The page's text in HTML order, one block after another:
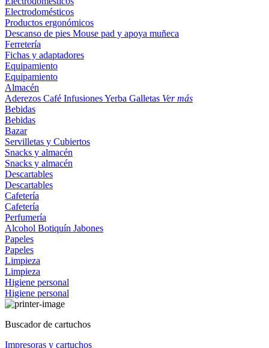
Electrodomésticos
Productos ergonómicos
Descanso de pies Mouse pad y apoya muñeca
Ferretería
Fichas y adaptadores
Equipamiento
Equipamiento
Almacén
Aderezos Café InfusionesYerba Galletas Ver más
Bebidas
Bebidas
Bazar
Servilletas y Cubiertos
Snacks y almacén
Snacks y almacén
Descartables
Descartables
Cafetería
Cafetería
Perfumería
Alcohol Botiquín Jabones
Papeles
Papeles
Limpieza
Limpieza
Higiene personal
Higiene personal
Buscador de cartuchos
Impresoras y cartuchos